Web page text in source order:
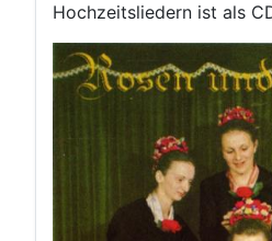
Hochzeitsliedern ist als